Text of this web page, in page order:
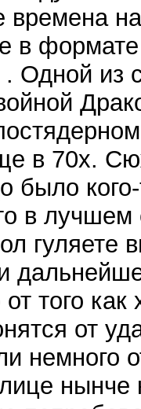
времена
в
Одной из
в 70х.
было кого-
в
гуляете
от того
от
немного
нынче